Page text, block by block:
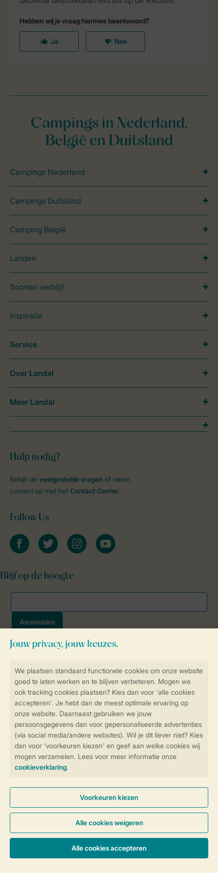
Controle over jouw gegevens &
privacy
SSL certificaat
Veilige gegevensoverdracht
Veilige betaling
Campings in Nederland,
België en Duitsland
Campings Nederland
Campings Duitsland
Camping België
Landen
Soorten verblijf
Inspiratie
Hulp nodig?
Bekijk de veelgestelde vragen of neem
contact op met het Contact Center.
Follow Us
facebooktwitter instagramyoutube
Blijf op de hoogte
Service
Over Landal
Meer Landal
Algemene voorwaarden Privacy notice
Disclaimer
Toegankelijkheid © 2026 Landal